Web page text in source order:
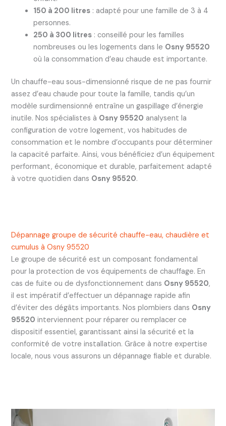
150 à 200 litres: adapté pour une famille de 3 à 4
personnes.
250 à 300 litres: conseillé pour les familles
nombreuses ou les logements dans le Osny 95520
où la consommation d’eau chaude est importante.
Un chauffe-eau sous-dimensionné risque de ne pas fournir
assez d’eau chaude pour toute la famille, tandis qu’un
modèle surdimensionné entraîne un gaspillage d’énergie
inutile. Nos spécialistes à Osny 95520 analysent la
configuration de votre logement, vos habitudes de
consommation et le nombre d’occupants pour déterminer
la capacité parfaite. Ainsi, vous bénéficiez d’un équipement
performant, économique et durable, parfaitement adapté
à votre quotidien dans Osny 95520.
Dépannage groupe de sécurité chauffe-eau, chaudière et
cumulus à Osny 95520
Le groupe de sécurité est un composant fondamental
pour la protection de vos équipements de chauffage. En
cas de fuite ou de dysfonctionnement dans Osny 95520,
il est impératif d’effectuer un dépannage rapide afin
d’éviter des dégâts importants. Nos plombiers dans Osny
95520 interviennent pour réparer ou remplacer ce
dispositif essentiel, garantissant ainsi la sécurité et la
conformité de votre installation. Grâce à notre expertise
locale, nous vous assurons un dépannage fiable et durable.